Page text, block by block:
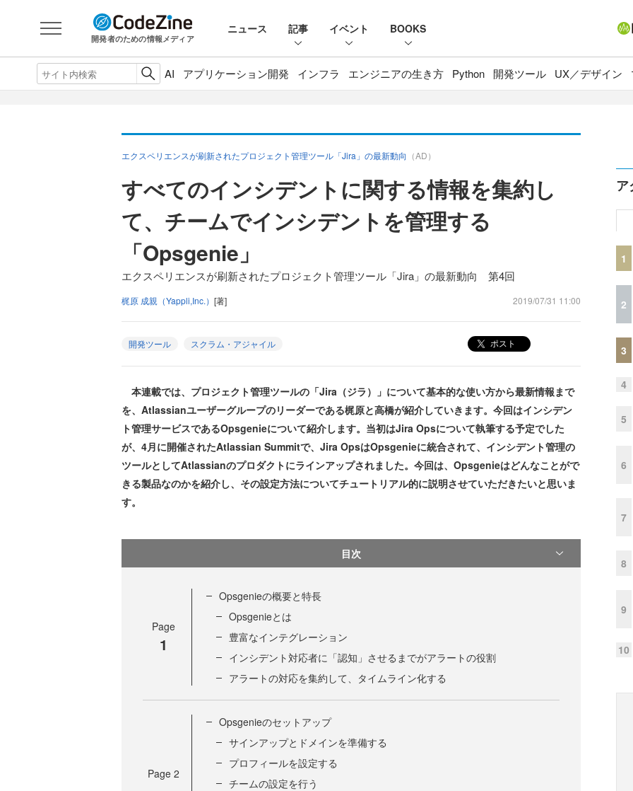
開発者のための情報メディア
ニュース 記事 イベント BOOKS
AI アプリケーション開発 インフラ エンジニアの生き方 Python 開発ツール UX／デザイン
エクスペリエンスが刷新されたプロジェクト管理ツール「Jira」の最新動向 （AD）
すべてのインシデントに関する情報を集約し
て、チームでインシデントを管理する
「Opsgenie」
エクスペリエンスが刷新されたプロジェクト管理ツール「Jira」の最新動向 第4回
梶原 成親（Yappli,Inc.） [著] 2019/07/31 11:00
開発ツール スクラム・アジャイル ポスト
本連載では、プロジェクト管理ツールの「Jira（ジラ）」について基本的な使い方から最新情報まで
を、Atlassianユーザーグループのリーダーである梶原と高橋が紹介していきます。今回はインシデン
ト管理サービスであるOpsgenieについて紹介します。当初はJira Opsについて執筆する予定でした
が、4月に開催されたAtlassian Summitで、Jira OpsはOpsgenieに統合されて、インシデント管理の
ツールとしてAtlassianのプロダクトにラインアップされました。今回は、Opsgenieはどんなことがで
きる製品なのかを紹介し、その設定方法についてチュートリアル的に説明させていただきたいと思いま
す。
目次
Page
1
Opsgenieの概要と特長
Opsgenieとは
豊富なインテグレーション
インシデント対応者に「認知」させるまでがアラートの役割
アラートの対応を集約して、タイムライン化する
Page 2
Opsgenieのセットアップ
サインアップとドメインを準備する
プロフィールを設定する
チームの設定を行う
ア
1
2
3
4
5
6
7
8
9
10